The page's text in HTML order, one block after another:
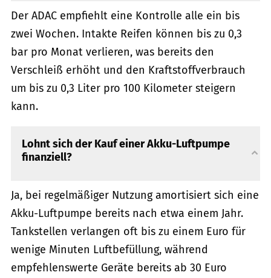
Der ADAC empfiehlt eine Kontrolle alle ein bis
zwei Wochen. Intakte Reifen können bis zu 0,3
bar pro Monat verlieren, was bereits den
Verschleiß erhöht und den Kraftstoffverbrauch
um bis zu 0,3 Liter pro 100 Kilometer steigern
kann.
Lohnt sich der Kauf einer Akku-Luftpumpe
finanziell?
Ja, bei regelmäßiger Nutzung amortisiert sich eine
Akku-Luftpumpe bereits nach etwa einem Jahr.
Tankstellen verlangen oft bis zu einem Euro für
wenige Minuten Luftbefüllung, während
empfehlenswerte Geräte bereits ab 30 Euro